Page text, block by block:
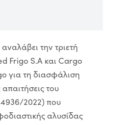
την τριετή
Frigo S.A και Cargo
για τη διασφάλιση
του
2022) που
αλυσίδας